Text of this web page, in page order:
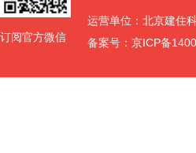
订阅官方微信
运营单位：北京建住
备案号：京ICP备